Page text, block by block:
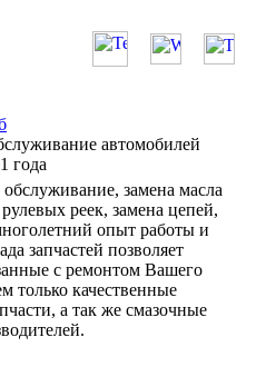
автомобилей
года
замена масла
реек, замена цепей,
опыт работы и
запчастей позволяет
с ремонтом Вашего
только качественные
а так же смазочные